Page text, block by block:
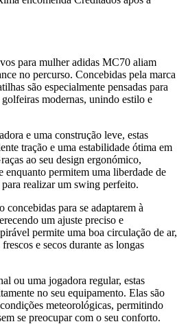
para mulher adidas MC70 aliam
no percurso. Concebidas pela marca
são especialmente pensadas para
golfeiras modernas, unindo estilo e
e uma construção leve, estas
tração e uma estabilidade ótima em
ao seu design ergonómico,
enquanto permitem uma liberdade de
realizar um swing perfeito.
concebidas para se adaptarem à
um ajuste preciso e
permite uma boa circulação de ar,
e secos durante as longas
ou uma jogadora regular, estas
no seu equipamento. Elas são
meteorológicas, permitindo
se preocupar com o seu conforto.